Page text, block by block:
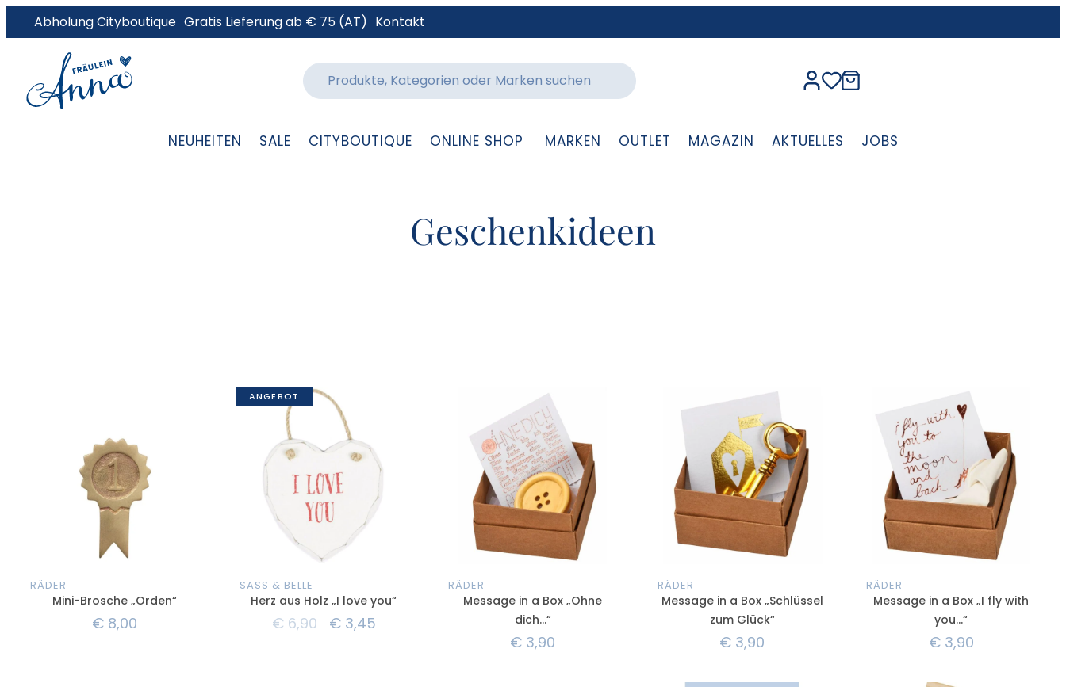
Abholung Cityboutique Gratis Lieferung ab € 75 (AT) Kontakt
NEUHEITEN SALE CITYBOUTIQUE ONLINE SHOP MARKEN OUTLET MAGAZIN AKTUELLES JOBS
Geschenkideen
RÄDER
Mini-Brosche „Orden“
€ 8,00
ANGEBOT
SASS & BELLE
Herz aus Holz „I love you“
€6,90 €3,45
RÄDER
Message in a Box „Ohne
dich…“
€ 3,90
RÄDER
Message in a Box „Schlüssel
zum Glück“
€ 3,90
RÄDER
Message in a Box „I fly with
you…“
€3,90